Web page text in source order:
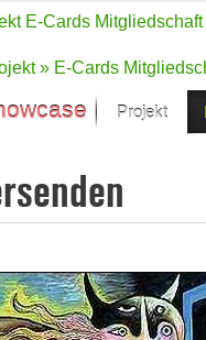
E-Cards Mitgliedschaft
» E-Cards
Projekt
Ein